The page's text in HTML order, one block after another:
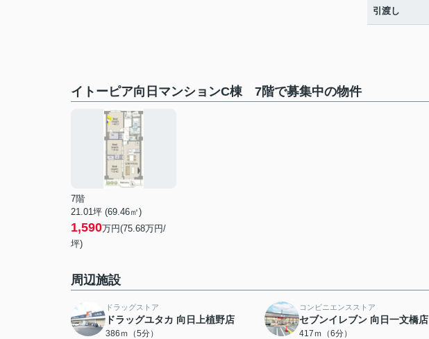
引渡し
イトーピア向日マンションC棟 7階で募集中の物件
7階
21.01坪 (69.46㎡)
1,590万円(75.68万円/
坪)
周辺施設
ドラッグストア
ドラッグユタカ 向日上植野店
386ｍ（5分）
コンビニエンスストア
セブンイレブン 向日一文橋店
417ｍ（6分）